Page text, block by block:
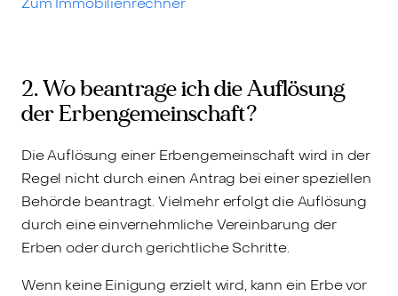
2. Wo beantrage ich die Auflösung
der Erbengemeinschaft?
Die Auflösung einer Erbengemeinschaft wird in der
Regel nicht durch einen Antrag bei einer speziellen
Behörde beantragt. Vielmehr erfolgt die Auflösung
durch eine einvernehmliche Vereinbarung der
Erben oder durch gerichtliche Schritte.
Wenn keine Einigung erzielt wird, kann ein Erbe vor